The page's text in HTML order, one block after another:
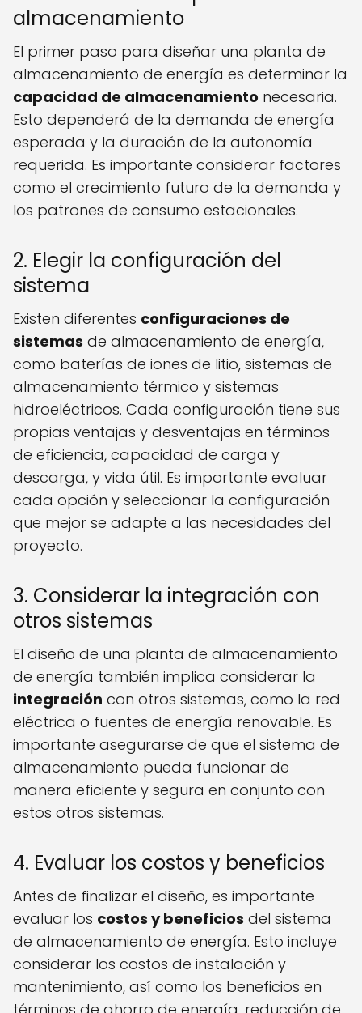
almacenamiento
El primer paso para diseñar una planta de
almacenamiento de energía es determinar la
capacidad de almacenamiento necesaria.
Esto dependerá de la demanda de energía
esperada y la duración de la autonomía
requerida. Es importante considerar factores
como el crecimiento futuro de la demanda y
los patrones de consumo estacionales.
2. Elegir la configuración del
sistema
Existen diferentes configuraciones de
sistemas de almacenamiento de energía,
como baterías de iones de litio, sistemas de
almacenamiento térmico y sistemas
hidroeléctricos. Cada configuración tiene sus
propias ventajas y desventajas en términos
de eficiencia, capacidad de carga y
descarga, y vida útil. Es importante evaluar
cada opción y seleccionar la configuración
que mejor se adapte a las necesidades del
proyecto.
3. Considerar la integración con
otros sistemas
El diseño de una planta de almacenamiento
de energía también implica considerar la
integración con otros sistemas, como la red
eléctrica o fuentes de energía renovable. Es
importante asegurarse de que el sistema de
almacenamiento pueda funcionar de
manera eficiente y segura en conjunto con
estos otros sistemas.
4. Evaluar los costos y beneficios
Antes de finalizar el diseño, es importante
evaluar los costos y beneficios del sistema
de almacenamiento de energía. Esto incluye
considerar los costos de instalación y
mantenimiento, así como los beneficios en